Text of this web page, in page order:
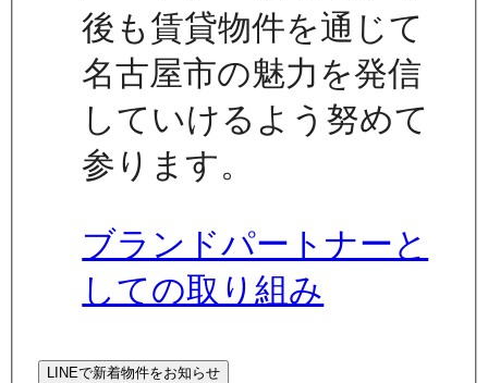
後も賃貸物件を通じて
名古屋市の魅力を発信
していけるよう努めて
参ります。
ブランドパートナーと
しての取り組み
LINEで新着物件をお知らせ